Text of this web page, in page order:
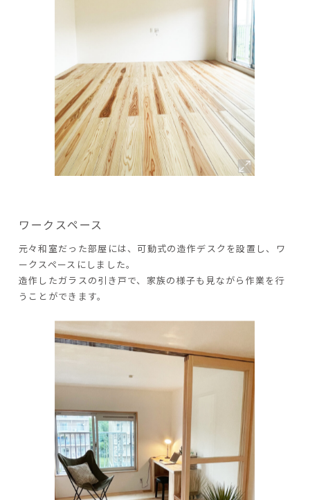
ワークスペース
元々和室だった部屋には、可動式の造作デスクを設置し、ワ
ークスペースにしました。
造作したガラスの引き戸で、家族の様子も見ながら作業を行
うことができます。